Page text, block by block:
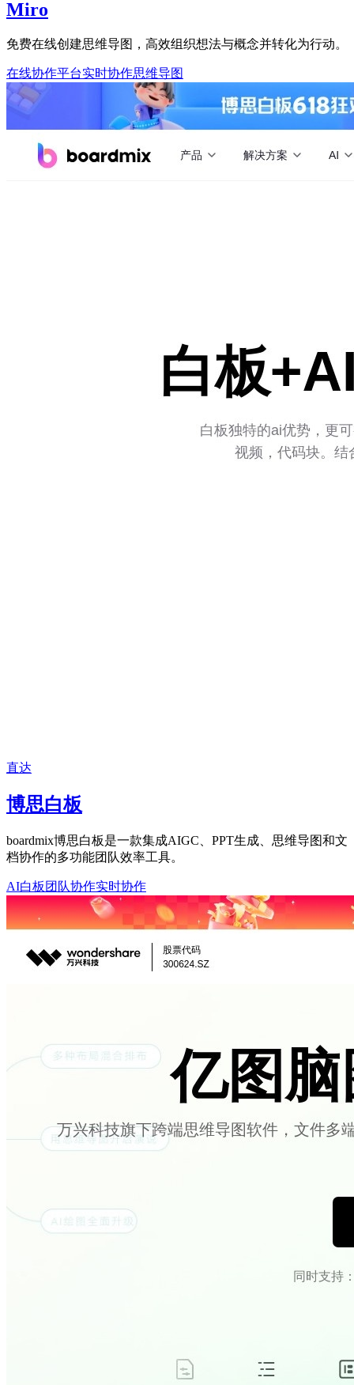
Miro
免费在线创建思维导图，高效组织想法与概念并转化为行动。
在线协作平台实时协作思维导图
直达
博思白板
boardmix博思白板是一款集成AIGC、PPT生成、思维导图和文
档协作的多功能团队效率工具。
AI白板 团队协作实时协作